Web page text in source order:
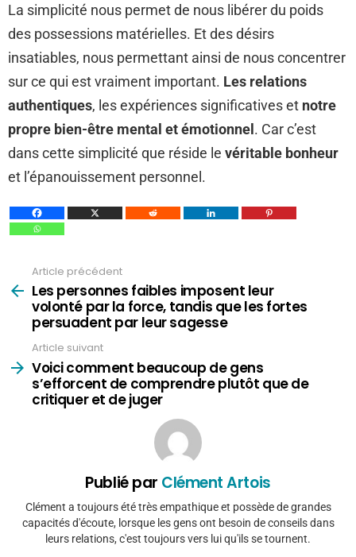
La simplicité nous permet de nous libérer du poids
des possessions matérielles. Et des désirs
insatiables, nous permettant ainsi de nous concentrer
sur ce qui est vraiment important. Les relations
authentiques, les expériences significatives et notre
propre bien-être mental et émotionnel. Car c’est
dans cette simplicité que réside le véritable bonheur
et l’épanouissement personnel.
plus
Article précédent
Les personnes faibles imposent leur
volonté par la force, tandis que les fortes
persuadent par leur sagesse
Article suivant
Voici comment beaucoup de gens
s’efforcent de comprendre plutôt que de
critiquer et de juger
Publié par Clément Artois
Clément a toujours été très empathique et possède de grandes
capacités d'écoute, lorsque les gens ont besoin de conseils dans
leurs relations, c'est toujours vers lui qu'ils se tournent.